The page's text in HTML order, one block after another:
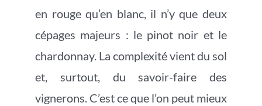
en rouge qu’en blanc, il n’y que deux
cépages majeurs : le pinot noir et le
chardonnay. La complexité vient du sol
et, surtout, du savoir-faire des
vignerons. C’est ce que l’on peut mieux